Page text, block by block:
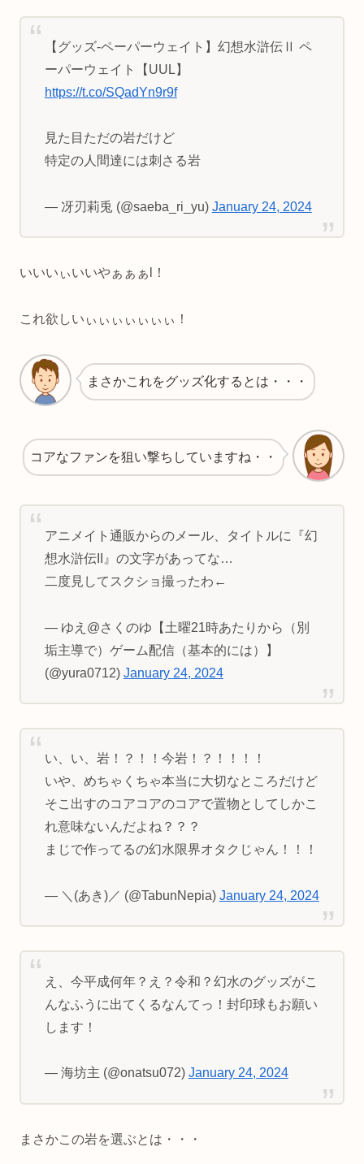
【グッズ-ペーパーウェイト】幻想水滸伝Ⅱ ペ
ーパーウェイト【UUL】
https://t.co/SQadYn9r9f
見た目ただの岩だけど
特定の人間達には刺さる岩
— 冴刃莉兎 (@saeba_ri_yu) January 24, 2024
いいいぃいいやぁぁぁl！
これ欲しいぃぃぃぃぃぃぃ！
まさかこれをグッズ化するとは・・・
コアなファンを狙い撃ちしていますね・・
アニメイト通販からのメール、タイトルに『幻
想水滸伝II』の文字があってな…
二度見してスクショ撮ったわ←
— ゆえ@さくのゆ【土曜21時あたりから（別
垢主導で）ゲーム配信（基本的には）】
(@yura0712) January 24, 2024
い、い、岩！？！！今岩！？！！！！
いや、めちゃくちゃ本当に大切なところだけど
そこ出すのコアコアのコアで置物としてしかこ
れ意味ないんだよね？？？
まじで作ってるの幻水限界オタクじゃん！！！
— ＼(あき)／ (@TabunNepia) January 24, 2024
え、今平成何年？え？令和？幻水のグッズがこ
んなふうに出てくるなんてっ！封印球もお願い
します！
— 海坊主 (@onatsu072) January 24, 2024
まさかこの岩を選ぶとは・・・